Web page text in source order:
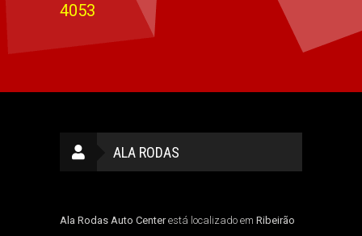
4053
ALA RODAS
Ala Rodas Auto Centerestá localizado em Ribeirão